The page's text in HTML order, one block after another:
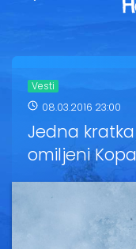
Vesti
08.03.2016 23:00
Jedna
omiljeni